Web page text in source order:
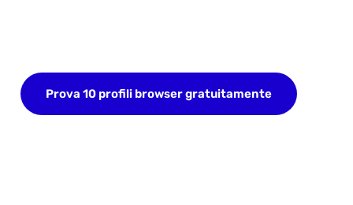
Prova 10 profili browser gratuitamente